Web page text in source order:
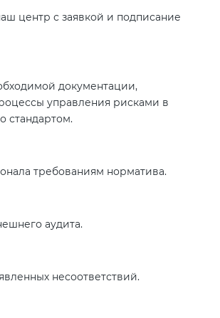
центр с заявкой и подписание
документации,
управления рисками в
стандартом.
требованиям норматива.
аудита.
несоответствий.